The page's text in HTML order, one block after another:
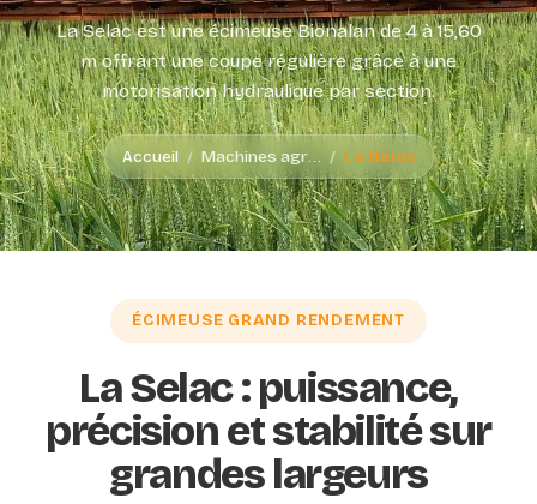
La Selac est une écimeuse Bionalan de 4 à 15,60
m offrant une coupe régulière grâce à une
motorisation hydraulique par section.
Accueil Machines agricoles La Selac
ÉCIMEUSE GRAND RENDEMENT
La Selac : puissance,
précision et stabilité sur
grandes largeurs